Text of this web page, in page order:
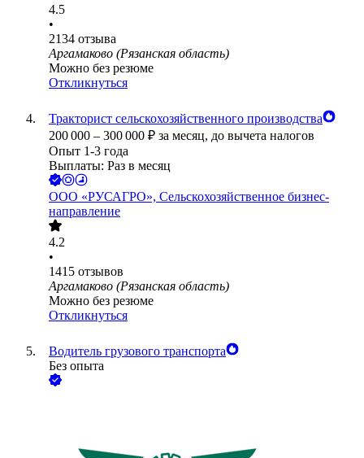
4.5
•
2134 отзыва
Аргамаково (Рязанская область)
Можно без резюме
Откликнуться
Тракторист сельскохозяйственного производства
200 000 – 300 000 ₽ за месяц, до вычета налогов
Опыт 1-3 года
Выплаты: Раз в месяц
ООО «РУСАГРО», Сельскохозяйственное бизнес-
направление
4.2
•
1415 отзывов
Аргамаково (Рязанская область)
Можно без резюме
Откликнуться
Водитель грузового транспорта
Без опыта